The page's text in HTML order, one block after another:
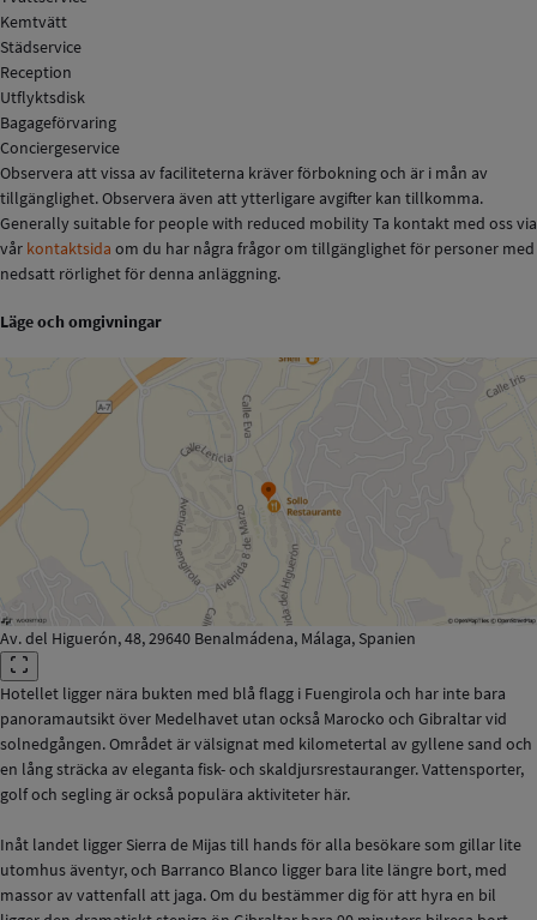
Kemtvätt
Städservice
Reception
Utflyktsdisk
Bagageförvaring
Conciergeservice
Observera att vissa av faciliteterna kräver förbokning och är i mån av
tillgänglighet. Observera även att ytterligare avgifter kan tillkomma.
Generally suitable for people with reduced mobility Ta kontakt med oss via
vår kontaktsida om du har några frågor om tillgänglighet för personer med
nedsatt rörlighet för denna anläggning.
Läge och omgivningar
Av. del Higuerón, 48, 29640 Benalmádena, Málaga, Spanien
Hotellet ligger nära bukten med blå flagg i Fuengirola och har inte bara
panoramautsikt över Medelhavet utan också Marocko och Gibraltar vid
solnedgången. Området är välsignat med kilometertal av gyllene sand och
en lång sträcka av eleganta fisk- och skaldjursrestauranger. Vattensporter,
golf och segling är också populära aktiviteter här.
Inåt landet ligger Sierra de Mijas till hands för alla besökare som gillar lite
utomhus äventyr, och Barranco Blanco ligger bara lite längre bort, med
massor av vattenfall att jaga. Om du bestämmer dig för att hyra en bil